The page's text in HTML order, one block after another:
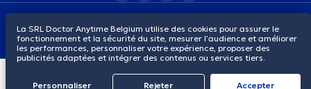
© 2026 doctoranytime
La SRL Doctor Anytime Belgium utilise des cookies pour assurer le
fonctionnement et la sécurité du site, mesurer l’audience et améliorer
les performances, personnaliser votre expérience, proposer des
publicités adaptées et intégrer des contenus ou services tiers.
Personnaliser Rejeter Αccepter